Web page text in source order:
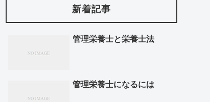
新着記事
管理栄養士と栄養士法
管理栄養士になるには